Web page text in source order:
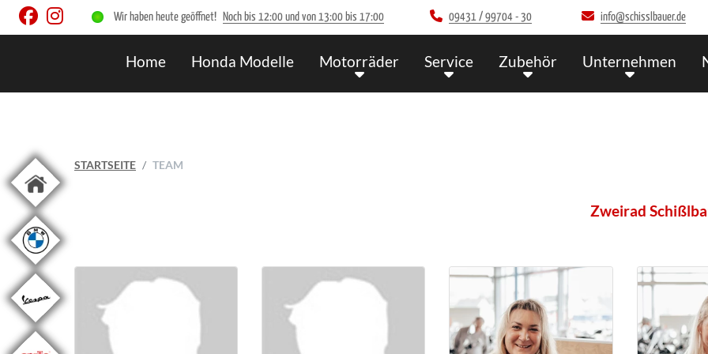
Wir haben heute geöffnet! Noch bis 12:00 und von 13:00 bis 17:00 09431 / 99704 - 30 info@schisslbauer.de
Home Honda Modelle Motorräder Service Zubehör Unternehmen
STARTSEITE TEAM
Zweirad Schißlbauer -